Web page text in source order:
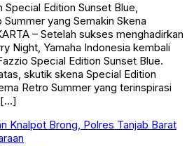
yang Semakin Skena
– Setelah sukses menghadirkan
Night, Yamaha Indonesia kembali
Special Edition Sunset Blue.
skutik skena Special Edition
Retro Summer yang terinspirasi
[…]
Terkini